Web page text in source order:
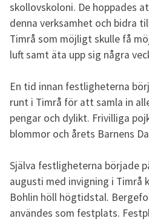
skollovskoloni. De hoppades
denna verksamhet och bidra
Timrå som möjligt skulle få
luft samt äta upp sig några
En tid innan festligheterna
runt i Timrå för att samla in
pengar och dylikt. Frivilliga
blommor och årets Barnens
Själva festligheterna började
augusti med invigning i Timrå
Bohlin höll högtidstal.
användes som festplats.